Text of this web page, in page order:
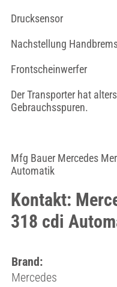
Drucksensor
Nachstellung
Frontscheinwerfer
Der Transporter hat
Gebrauchsspuren.
Mfg Bauer Mercedes
Automatik
Kontakt:
318 cdi
Brand:
Mercedes